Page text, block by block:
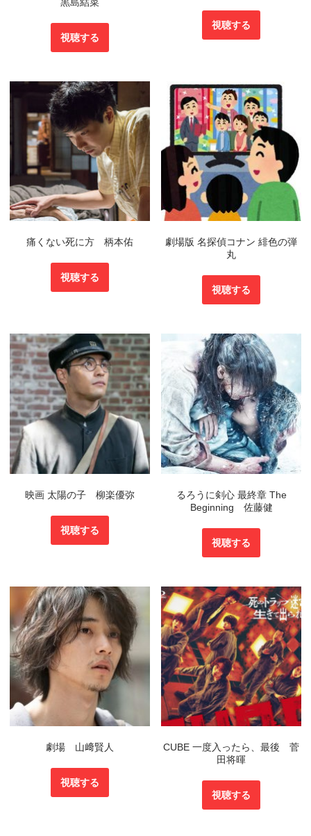
視聴する
視聴する
痛くない死に方 柄本佑
視聴する
劇場版 名探偵コナン 緋色の弾
丸
視聴する
映画 太陽の子 柳楽優弥
視聴する
るろうに剣心 最終章 The
Beginning 佐藤健
視聴する
劇場 山﨑賢人
視聴する
CUBE 一度入ったら、最後 菅
田将暉
視聴する